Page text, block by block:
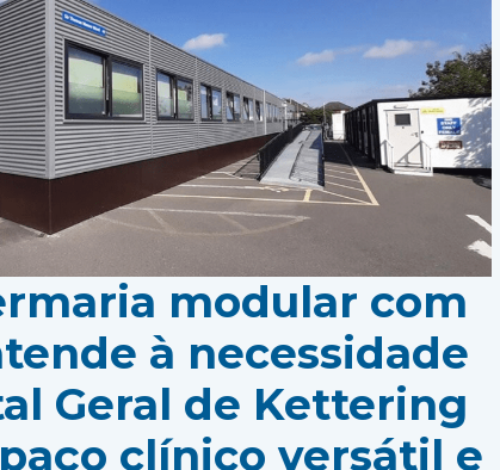
modular com
à necessidade
Geral de Kettering
clínico versátil e